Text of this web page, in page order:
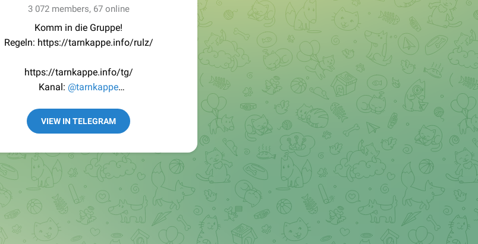
3 072 members, 67 online
Komm in die Gruppe!
Regeln: https://tarnkappe.info/rulz/
https://tarnkappe.info/tg/
Kanal: @tarnkappe
Best of:@bestoftarnkappe
VIEW IN TELEGRAM